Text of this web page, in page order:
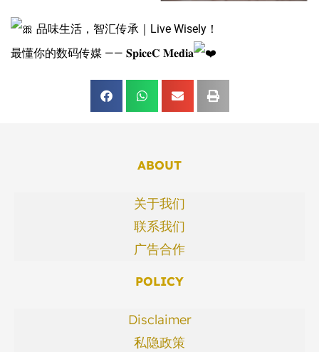
品味生活，智汇传承｜Live Wisely！
最懂你的数码传媒 —— 𝐒𝐩𝐢𝐜𝐞𝐂 𝐌𝐞𝐝𝐢𝐚
ABOUT
关于我们
联系我们
广告合作
POLICY
Disclaimer
私隐政策